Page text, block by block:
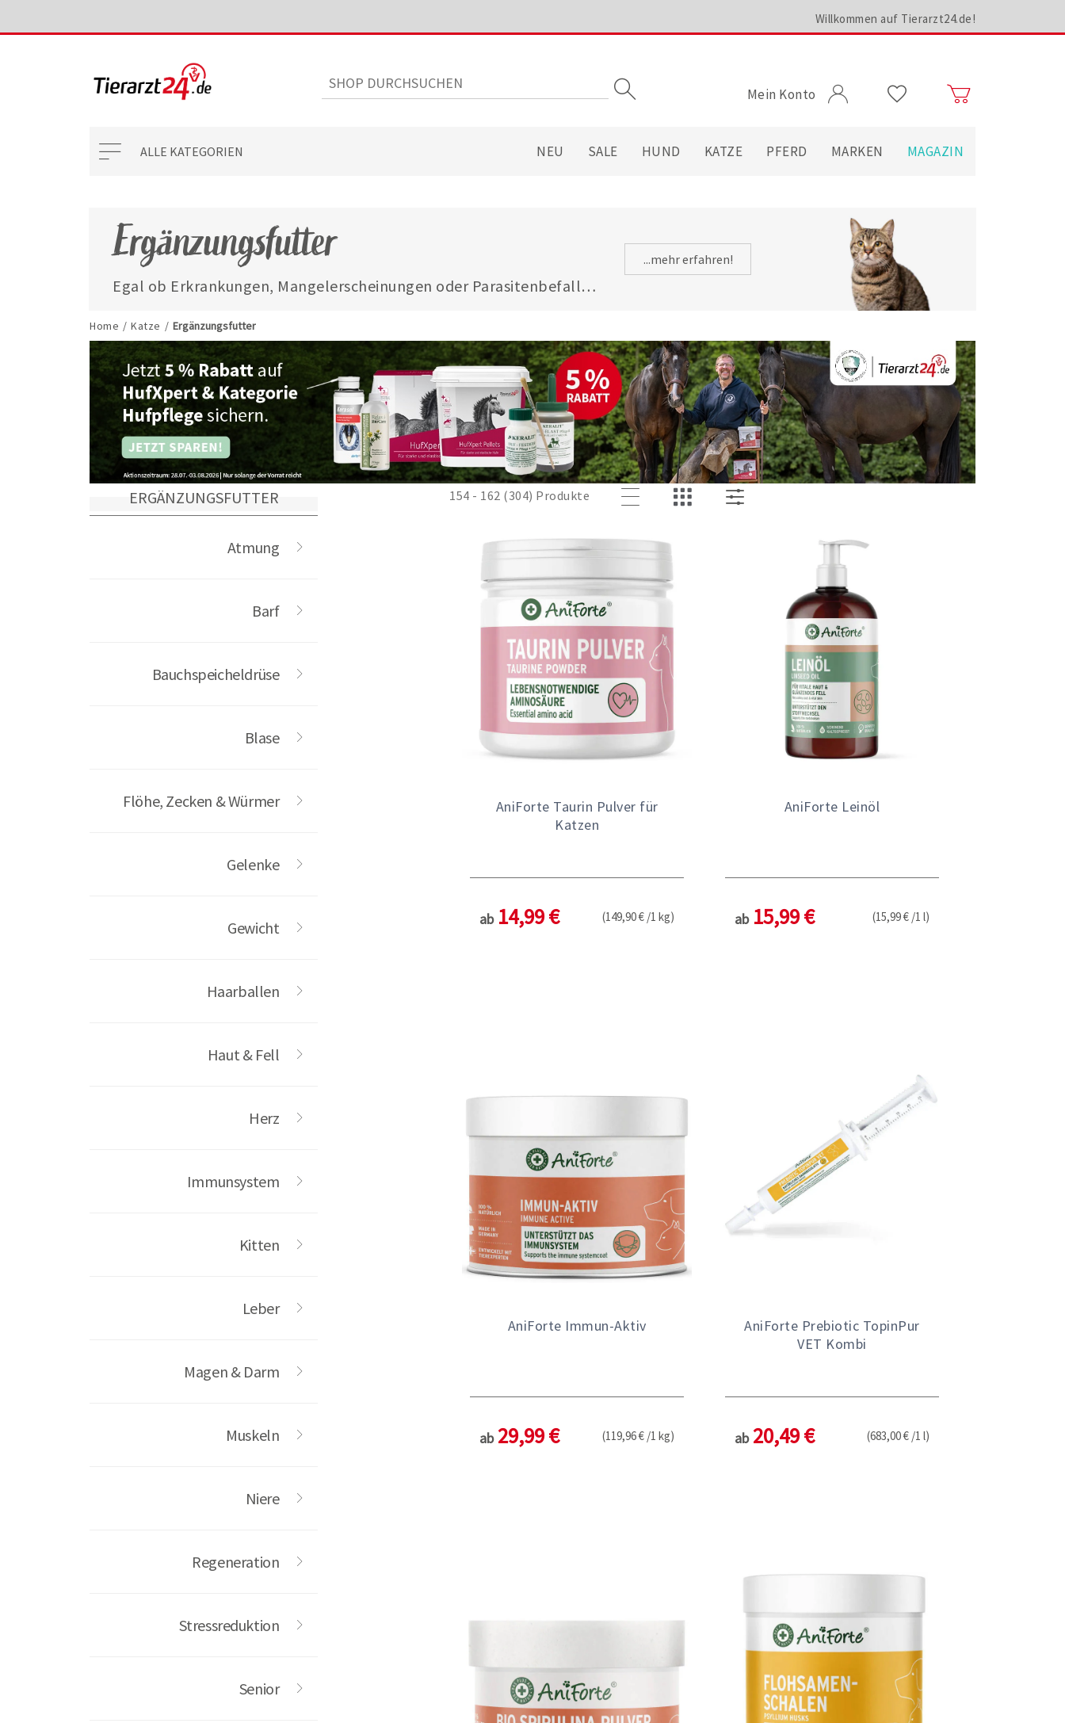
Willkommen auf Tierarzt24.de!
Mein Konto
ALLE KATEGORIEN NEU SALE HUND KATZE PFERD MARKEN MAGAZIN
Home / Katze / Ergänzungsfutter
ERGÄNZUNGSFUTTER
Atmung
Barf
Bauchspeicheldrüse
Blase
Flöhe, Zecken & Würmer
Gelenke
Gewicht
Haarballen
Haut & Fell
Herz
Immunsystem
Kitten
Leber
Magen & Darm
Muskeln
Niere
Regeneration
Stressreduktion
Senior
Ergänzungsfutter
Egal ob Erkrankungen, Mangelerscheinungen oder Parasitenbefall -
jederzeit gut versorgt.
...mehr erfahren!
154 - 162 (304) Produkte
AniForte Taurin Pulver für
Katzen
ab 14,99 € (149,90 € /1 kg)
AniForte Leinöl
ab 15,99 € (15,99 € /1 l)
AniForte Immun-Aktiv
ab 29,99 € (119,96 € /1 kg)
AniForte Prebiotic TopinPur
VET Kombi
ab 20,49 € (683,00 € /1 l)